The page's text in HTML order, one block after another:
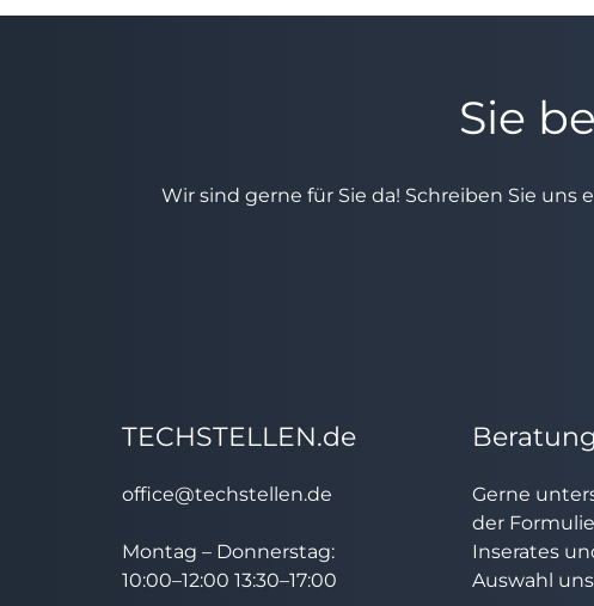
Sie
Wir sind gerne für Sie da! Schreiben Sie uns
TECHSTELLEN.de
office@techstellen.de
Montag – Donnerstag:
10:00–12:00 13:30–17:00
Beratung
Gerne
der
Inserates
Auswahl